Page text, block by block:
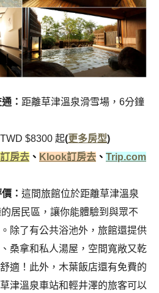
： 距離草津溫泉滑雪場，6分鐘
$8300 起(更多房型)
房去 、 Klook訂房去 、 Trip.com
： 這間旅館位於距離草津溫泉
居民區，讓你能體驗到與眾不
除了有公共浴池外，旅館還提供
桑拿和私人湯屋，空間寬敞又乾
適！此外，木葉飯店還有免費的
津溫泉車站和輕井澤的旅客可以